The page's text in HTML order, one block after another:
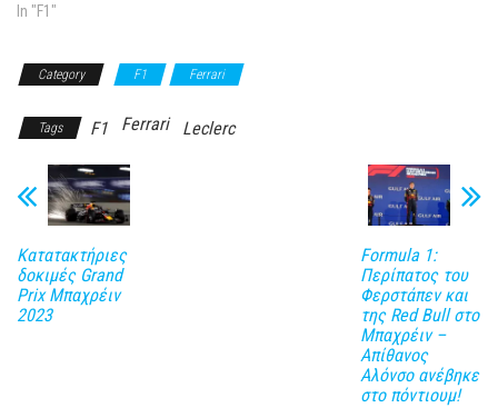
In "F1"
Category F1 Ferrari
Tags F1 Ferrari Leclerc
Κατατακτήριες
δοκιμές Grand
Prix Μπαχρέιν
2023
Formula 1:
Περίπατος του
Φερστάπεν και
της Red Bull στο
Μπαχρέιν –
Απίθανος
Αλόνσο ανέβηκε
στο πόντιουμ!